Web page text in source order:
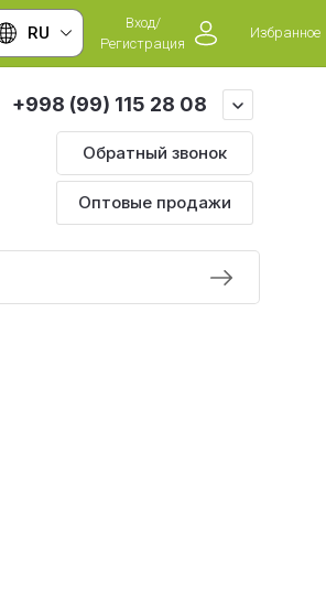
RU
Вход/
Регистрация
Избранное
+998 (99) 115 28 08
Обратный звонок
Оптовые продажи